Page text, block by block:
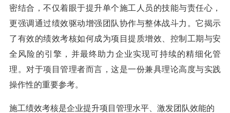
密结合，不仅着眼于提升单个施工人员的技能与责任心，
更强调通过绩效驱动增强团队协作与整体战斗力。它揭示
了有效的绩效考核如何成为项目提质增效、控制工期与安
全风险的引擎，并最终助力企业实现可持续的精细化管
理。对于项目管理者而言，这是一份兼具理论高度与实践
操作性的重要参考。
施工绩效考核是企业提升项目管理水平、激发团队效能的